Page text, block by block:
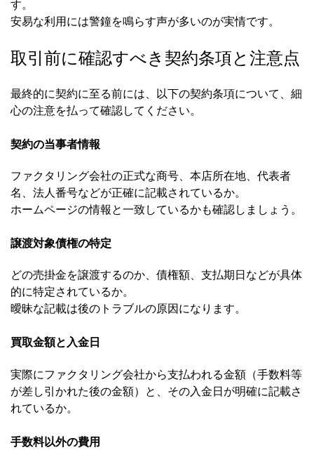
す。
安易な利用には警鐘を鳴らす声が多いのが実情です。
取引前に確認すべき契約条項と注意点
最終的に契約に至る前には、以下の契約条項について、細
心の注意を払って確認してください。
契約の当事者情報
ファクタリング会社の正式な商号、本店所在地、代表者
名、法人番号などが正確に記載されているか。
ホームページの情報と一致しているかも確認しましょう。
譲渡対象債権の特定
どの売掛金を譲渡するのか、債権額、支払期日などが具体
的に特定されているか。
曖昧な記載は後のトラブルの原因になります。
買取金額と入金日
実際にファクタリング会社から支払われる金額（手数料等
が差し引かれた後の金額）と、その入金日が明確に記載さ
れているか。
手数料以外の費用